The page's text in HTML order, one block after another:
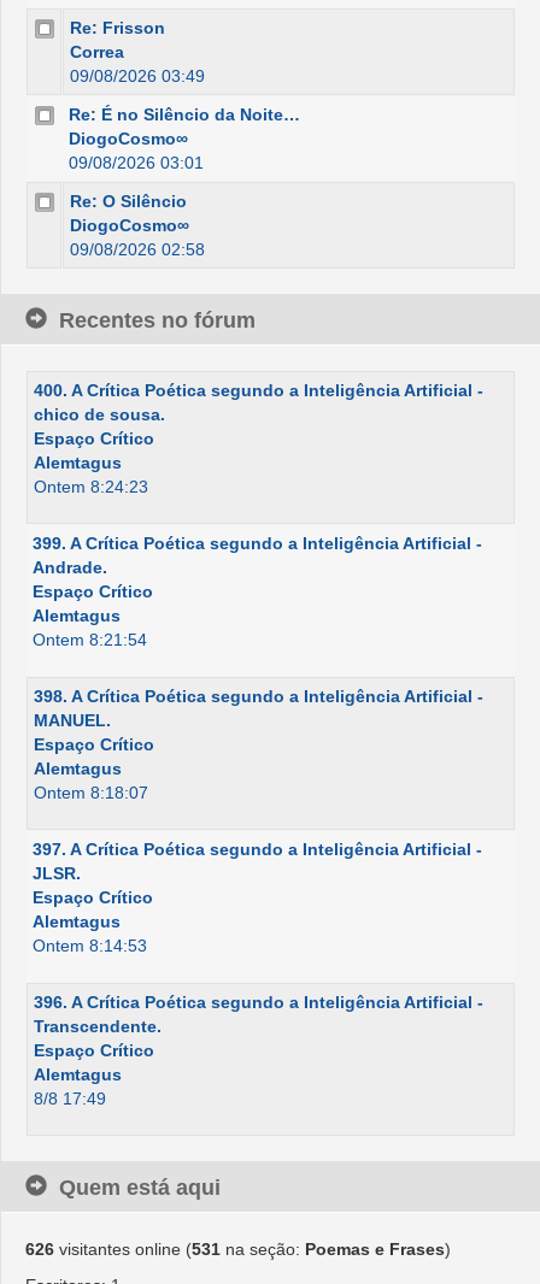
Re: Frisson
Correa
09/08/2026 03:49
Re: É no Silêncio da Noite…
DiogoCosmo∞
09/08/2026 03:01
Re: O Silêncio
DiogoCosmo∞
09/08/2026 02:58
Recentes no fórum
400. A Crítica Poética segundo a Inteligência Artificial -
chico de sousa.
Espaço Crítico
Alemtagus
Ontem 8:24:23
399. A Crítica Poética segundo a Inteligência Artificial -
Andrade.
Espaço Crítico
Alemtagus
Ontem 8:21:54
398. A Crítica Poética segundo a Inteligência Artificial -
MANUEL.
Espaço Crítico
Alemtagus
Ontem 8:18:07
397. A Crítica Poética segundo a Inteligência Artificial -
JLSR.
Espaço Crítico
Alemtagus
Ontem 8:14:53
396. A Crítica Poética segundo a Inteligência Artificial -
Transcendente.
Espaço Crítico
Alemtagus
8/8 17:49
Quem está aqui
626 visitantes online (531 na seção: Poemas e Frases)